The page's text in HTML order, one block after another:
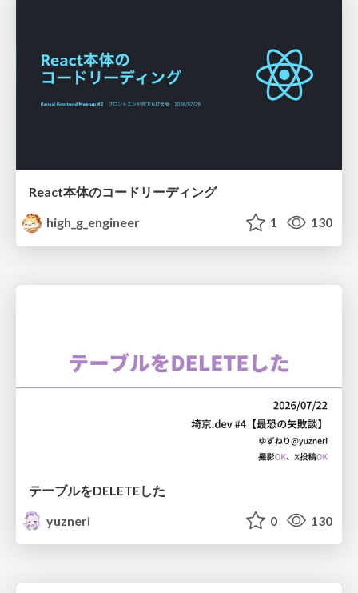
React本体のコードリーディング
high_g_engineer
1 130
テーブルをDELETEした
yuzneri
0 130